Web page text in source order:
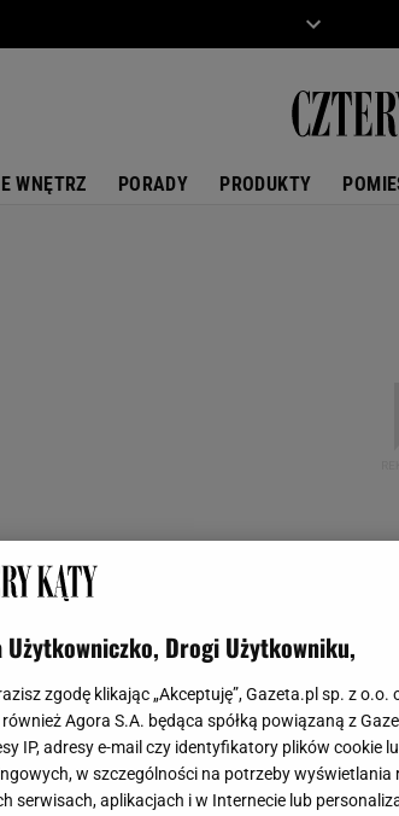
WNĘTRZ PORADY PRODUKTY
Użytkowniczko, Drogi Użytkowniku,
zgodę klikając „Akceptuję”, Gazeta.pl sp. z
również Agora S.A. będąca spółką powiązaną z
IP, adresy e-mail czy identyfikatory plików cookie
w szczególności na potrzeby
serwisach, aplikacjach i w Internecie lub